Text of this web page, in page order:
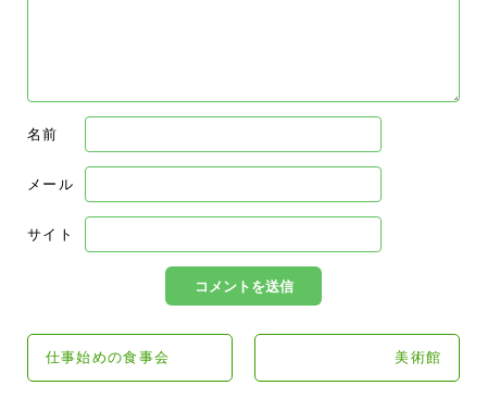
名前
メール
サイト
仕事始めの食事会 美術館